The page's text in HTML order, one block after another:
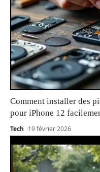
Comment installer des
pour iPhone 12
Tech 19 février 2026